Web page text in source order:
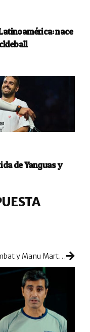
nace
de Yanguas y
Kombat y Manu Martín se preparan para llevar su unión al siguiente nivel